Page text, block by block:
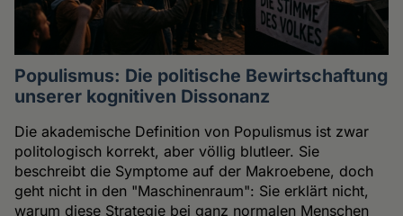
Populismus: Die politische Bewirtschaftung
unserer kognitiven Dissonanz
Die akademische Definition von Populismus ist zwar
politologisch korrekt, aber völlig blutleer. Sie
beschreibt die Symptome auf der Makroebene, doch
geht nicht in den "Maschinenraum": Sie erklärt nicht,
warum diese Strategie bei ganz normalen Menschen